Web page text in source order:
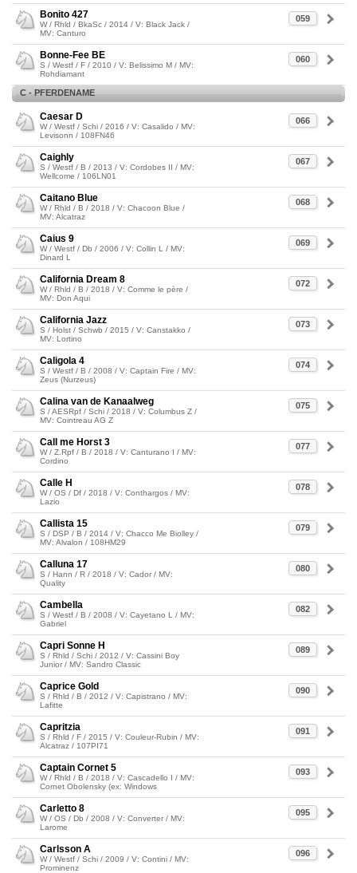
059
Bonito 427
W / Rhld / BkaSc / 2014 / V: Black Jack /
MV: Canturo
060
Bonne-Fee BE
S / Westf / F / 2010 / V: Belissimo M / MV:
Rohdiamant
C - PFERDENAME
066
Caesar D
W / Westf / Schi / 2016 / V: Casalido / MV:
Levisonn / 108FN46
067
Caighly
S / Westf / B / 2013 / V: Cordobes II / MV:
Wellcome / 106LN01
068
Caitano Blue
W / Rhld / B / 2018 / V: Chacoon Blue /
MV: Alcatraz
069
Caius 9
W / Westf / Db / 2006 / V: Collin L / MV:
Dinard L
072
California Dream 8
W / Rhld / B / 2018 / V: Comme le père /
MV: Don Aqui
073
California Jazz
S / Holst / Schwb / 2015 / V: Canstakko /
MV: Lortino
074
Caligola 4
S / Westf / B / 2008 / V: Captain Fire / MV:
Zeus (Nurzeus)
075
Calina van de Kanaalweg
S / AESRpf / Schi / 2018 / V: Columbus Z /
MV: Cointreau AG Z
077
Call me Horst 3
W / Z.Rpf / B / 2018 / V: Canturano I / MV:
Cordino
078
Calle H
W / OS / Df / 2018 / V: Conthargos / MV:
Lazio
079
Callista 15
S / DSP / B / 2014 / V: Chacco Me Biolley /
MV: Alvalon / 108HM29
080
Calluna 17
S / Hann / R / 2018 / V: Cador / MV:
Quality
082
Cambella
S / Westf / B / 2008 / V: Cayetano L / MV:
Gabriel
089
Capri Sonne H
S / Rhld / Schi / 2012 / V: Cassini Boy
Junior / MV: Sandro Classic
090
Caprice Gold
S / Rhld / B / 2012 / V: Capistrano / MV:
Lafitte
091
Capritzia
S / Rhld / F / 2015 / V: Couleur-Rubin / MV:
Alcatraz / 107PI71
093
Captain Cornet 5
W / Rhld / B / 2018 / V: Cascadello I / MV:
Cornet Obolensky (ex: Windows
095
Carletto 8
W / OS / Db / 2008 / V: Converter / MV:
Larome
096
Carlsson A
W / Westf / Schi / 2009 / V: Contini / MV:
Prominenz